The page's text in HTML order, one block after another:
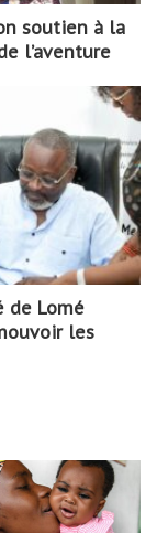
soutien à la
l’aventure
de Lomé
les